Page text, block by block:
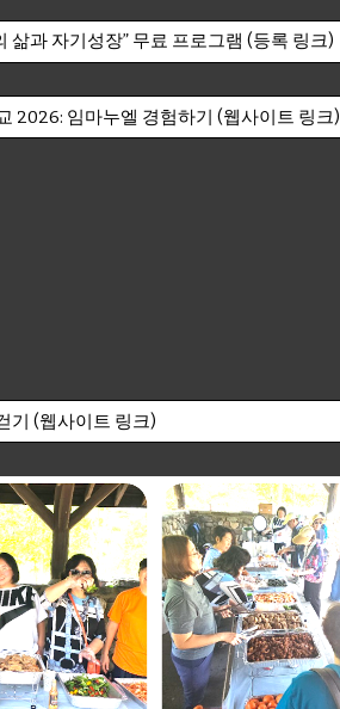
삶과 자기성장” 무료 프로그램 (등록 링크)
2026: 임마누엘 경험하기 (웹사이트 링크)
기 (웹사이트 링크)